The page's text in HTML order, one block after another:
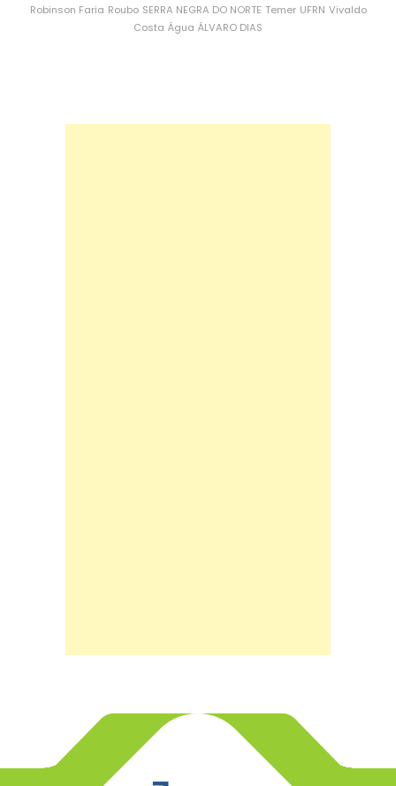
Robinson Faria Roubo SERRA NEGRA DO NORTE Temer UFRN Vivaldo
Costa Água ÁLVARO DIAS